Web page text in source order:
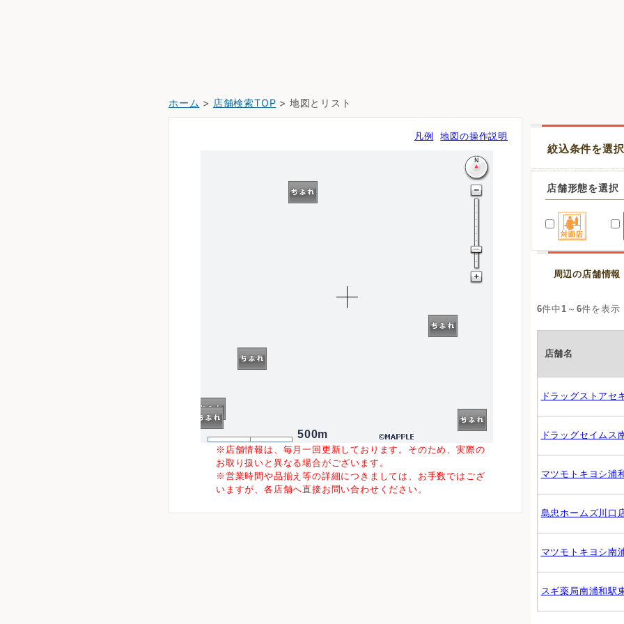
ホーム > 店舗検索TOP > 地図とリスト
凡例 地図の操作説明
500m
※店舗情報は、毎月一回更新しております。そのため、実際の
お取り扱いと異なる場合がございます。
※営業時間や品揃え等の詳細につきましては、お手数ではござ
いますが、各店舗へ直接お問い合わせください。
絞込条件を選
店舗形態を選択
周辺の店舗情報
6件中 1 ～ 6件を表示
店舗名
ドラッグストアセ
ドラッグセイムス
マツモトキヨシ浦
島忠ホームズ川口
マツモトキヨシ南
スギ薬局南浦和駅